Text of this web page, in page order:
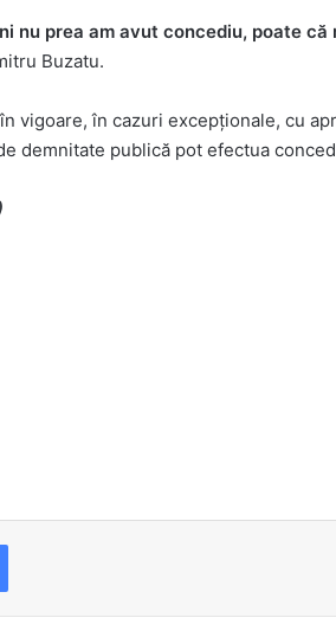
nu prea am avut concediu, poate
Buzatu.
vigoare, în cazuri excepționale, cu
demnitate publică pot efectua